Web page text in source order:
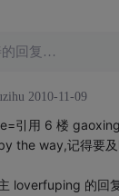
的回复…
2010-11-09
引用 6 楼
the way,记得要
loverfuping 的回